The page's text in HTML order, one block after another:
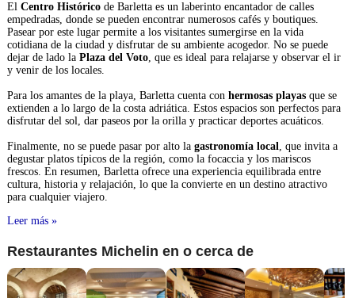
El Centro Históricode Barletta es un laberinto encantador de calles
empedradas, donde se pueden encontrar numerosos cafés y boutiques.
Pasear por este lugar permite a los visitantes sumergirse en la vida
cotidiana de la ciudad y disfrutar de su ambiente acogedor. No se puede
dejar de lado la Plaza del Voto, que es ideal para relajarse y observar el ir
y venir de los locales.
Para los amantes de la playa, Barletta cuenta con hermosas playasque se
extienden a lo largo de la costa adriática. Estos espacios son perfectos para
disfrutar del sol, dar paseos por la orilla y practicar deportes acuáticos.
Finalmente, no se puede pasar por alto la gastronomía local, que invita a
degustar platos típicos de la región, como la focaccia y los mariscos
frescos. En resumen, Barletta ofrece una experiencia equilibrada entre
cultura, historia y relajación, lo que la convierte en un destino atractivo
para cualquier viajero.
Leer más »
Restaurantes Michelin en o cerca de